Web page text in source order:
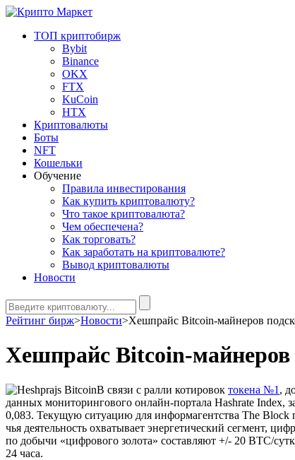
ТОП криптобирж
Bybit
Binance
OKX
FTX
KuCoin
HTX
Криптовалюты
Боты
NFT
Кошельки
Обучение
Правила инвестирования
Как купить криптовалюту?
Что такое криптовалюта?
Чем обеспечена?
Как торговать?
Как заработать на криптовалюте?
Вывод криптовалюты
Новости
Рейтинг бирж>Новости>Хешпрайс Bitcoin-майнеров
Хешпрайс Bitcoin-майнеров
В связи с ралли котировок токена №1 ,
данных мониторингового онлайн-портала Hashrate Index,
0,083. Текущую ситуацию для информагентства The
чья деятельность охватывает энергетический сегмент,
по добычи «цифрового золота» составляют +/- 20 BTC/
24 часа.